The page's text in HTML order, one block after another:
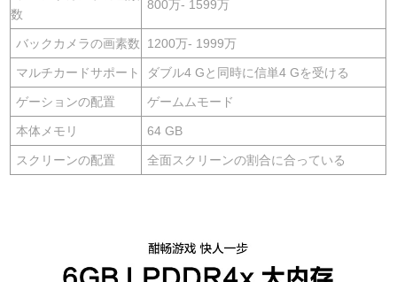
数
800万- 1599万
バックカメラの画素数 1200万- 1999万
マルチカードサポート ダブル4 Gと同時に信単4 Gを受ける
ゲーションの配置 ゲームムモード
本体メモリ 64 GB
スクリーンの配置 全面スクリーンの割合に合っている